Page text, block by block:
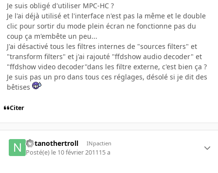
Je suis obligé d'utiliser MPC-HC ?
Je l'ai déjà utilisé et l'interface n'est pas la même et le double
clic pour sortir du mode plein écran ne fonctionne pas du
coup ça m'embête un peu...
J'ai désactivé tous les filtres internes de "sources filters" et
"transform filters" et j'ai rajouté "ffdshow audio decoder" et
"ffdshow video decoder"dans les filtre externe, c'est bien ça ?
Je suis pas un pro dans tous ces réglages, désolé si je dit des
bêtises
Citer
notanothertroll INpactien
Posté(e) le 10 février 201115 a